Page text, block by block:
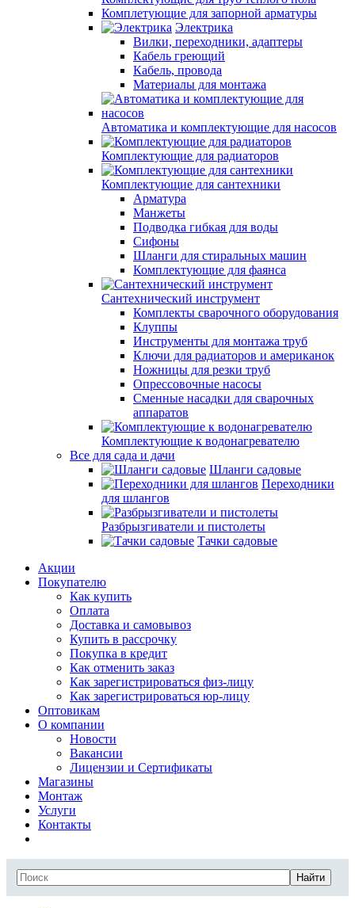
Комплетующие для запорной арматуры
Электрика
Вилки, переходники, адаптеры
Кабель греющий
Кабель, провода
Материалы для монтажа
Автоматика и комплектующие для насосов
Комплектующие для радиаторов
Комплектующие для сантехники
Арматура
Манжеты
Подводка гибкая для воды
Сифоны
Шланги для стиральных машин
Комплектующие для фаянса
Сантехнический инструмент
Комплекты сварочного оборудования
Клуппы
Инструменты для монтажа труб
Ключи для радиаторов и американок
Ножницы для резки труб
Опрессовочные насосы
Сменные насадки для сварочных
аппаратов
Комплектующие к водонагревателю
Все для сада и дачи
Шланги садовые
Переходники
для шлангов
Разбрызгиватели и пистолеты
Тачки садовые
Акции
Покупателю
Как купить
Оплата
Доставка и самовывоз
Купить в рассрочку
Покупка в кредит
Как отменить заказ
Как зарегистрироваться физ-лицу
Как зарегистрироваться юр-лицу
Оптовикам
О компании
Новости
Вакансии
Лицензии и Сертификаты
Магазины
Монтаж
Услуги
Контакты
Найти